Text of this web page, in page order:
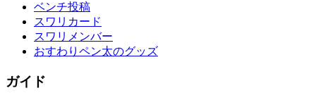
ベンチ投稿
スワリカード
スワリメンバー
おすわりペン太のグッズ
ガイド